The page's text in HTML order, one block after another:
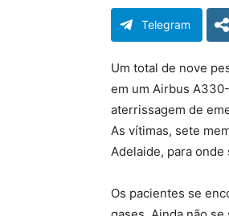
Telegram
Um total de nove
em um Airbus
aterrissagem de
As vítimas, sete
Adelaide, para
Os pacientes se